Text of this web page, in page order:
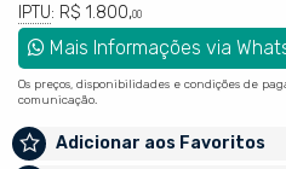
IPTU: R$ 1.800,00
Mais Informações via
Os preços, disponibilidades e condições de
comunicação.
Adicionar aos Favoritos